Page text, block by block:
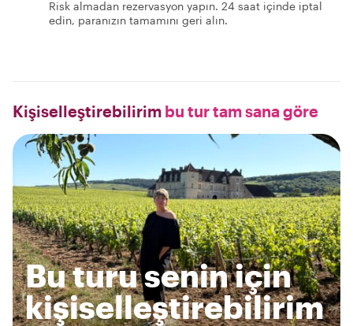
Risk almadan rezervasyon yapın. 24 saat içinde iptal
edin, paranızın tamamını geri alın.
Kişiselleştirebilirim bu tur tam sana göre
Bu turu senin için
kişiselleştirebilirim